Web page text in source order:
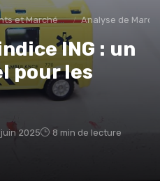
Financiers Analyse de
ING : un
pour les
2025 8 min de lecture